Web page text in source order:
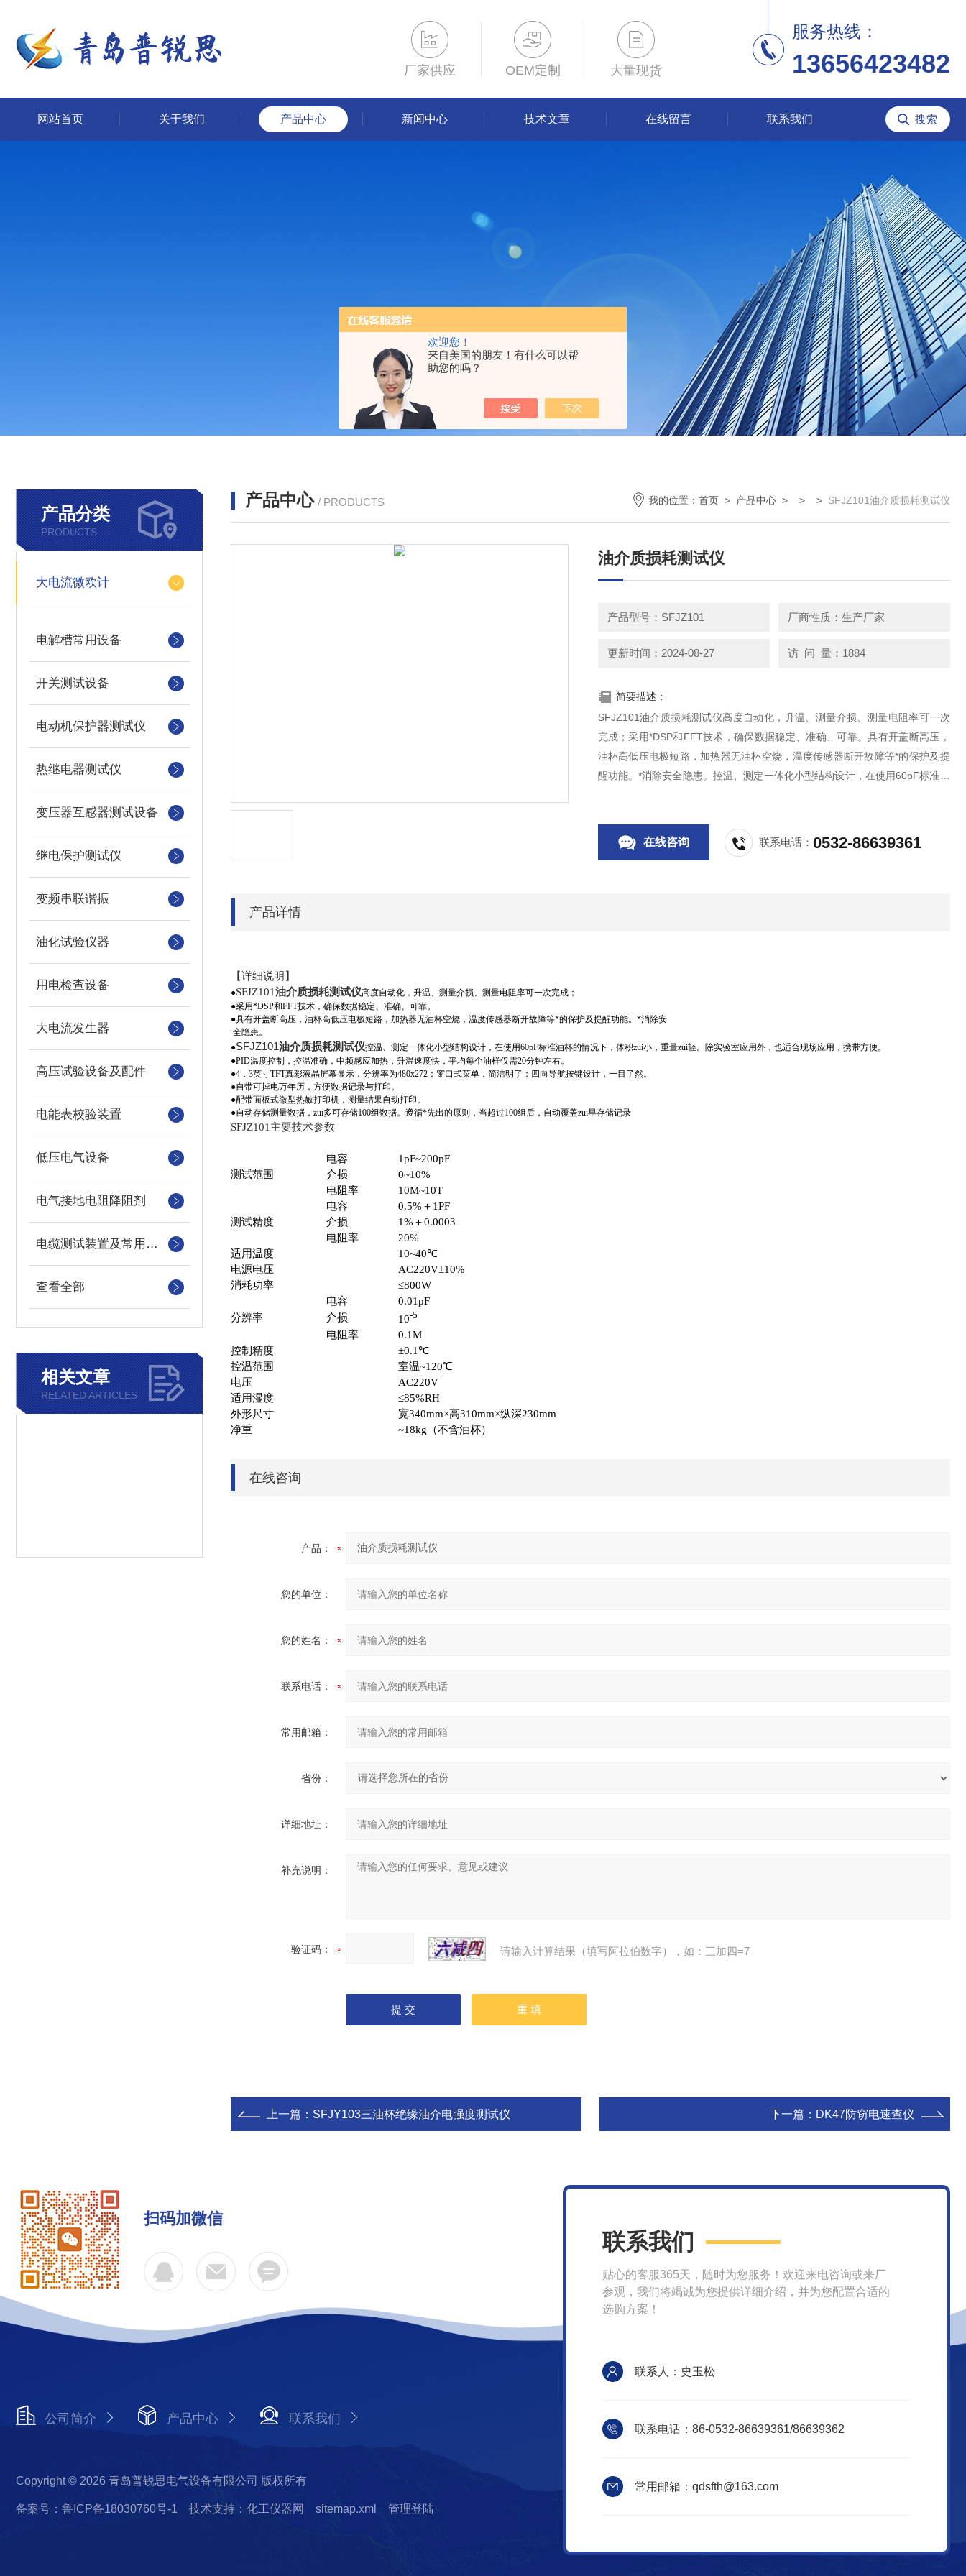
欢迎您！
来自美国的朋友！有什么可以帮
助您的吗？
厂家供应 OEM定制 大量现货
服务热线：
13656423482
网站首页 关于我们 产品中心 新闻中心 技术文章 在线留言 联系我们
产品分类
PRODUCTS
大电流微欧计
电解槽常用设备
开关测试设备
电动机保护器测试仪
热继电器测试仪
变压器互感器测试设备
继电保护测试仪
变频串联谐振
油化试验仪器
用电检查设备
大电流发生器
高压试验设备及配件
电能表校验装置
低压电气设备
电气接地电阻降阻剂
电缆测试装置及常用仪器仪表
查看全部
相关文章
RELATED ARTICLES
产品中心 / PRODUCTS 我的位置： 首页 > 产品中心 > > > SFJZ101油介质损耗测试仪
油介质损耗测试仪
产品型号：SFJZ101 厂商性质：生产厂家
更新时间：2024-08-27 访 问 量：1884
简要描述：
SFJZ101油介质损耗测试仪高度自动化，升温、测量介损、测量电阻率可一次
完成；采用*DSP和FFT技术，确保数据稳定、准确、可靠。具有开盖断高压，
油杯高低压电极短路，加热器无油杯空烧，温度传感器断开故障等*的保护及提
醒功能。*消除安全隐患。控温、测定一体化小型结构设计，在使用60pF标准油
在线咨询 联系电话：0532-86639361
产品详情
【详细说明】
●SFJZ101油介质损耗测试仪高度自动化，升温、测量介损、测量电阻率可一次完成；
●采用*DSP和FFT技术，确保数据稳定、准确、可靠。
●具有开盖断高压，油杯高低压电极短路，加热器无油杯空烧，温度传感器断开故障等*的保护及提醒功能。*消除安
全隐患。
●SFJZ101油介质损耗测试仪控温、测定一体化小型结构设计，在使用60pF标准油杯的情况下，体积zui小，重量zui轻。除实验室应用外，也适合现场应用，携带方便。
●PID温度控制，控温准确，中频感应加热，升温速度快，平均每个油样仅需20分钟左右。
●4．3英寸TFT真彩液晶屏幕显示，分辨率为480x272；窗口式菜单，简洁明了；四向导航按键设计，一目了然。
●自带可掉电万年历，方便数据记录与打印。
●配带面板式微型热敏打印机，测量结果自动打印。
●自动存储测量数据，zui多可存储100组数据。遵循*先出的原则，当超过100组后，自动覆盖zui早存储记录
SFJZ101主要技术参数
测试范围
电容
1pF~200pF
介损
0~10%
电阻率
10M~10T
测试精度
电容
0.5%＋1PF
介损
1%＋0.0003
电阻率
20%
适用温度
10~40℃
电源电压
AC220V±10%
消耗功率
≤800W
分辨率
电容
0.01pF
介损
10-5
电阻率
0.1M
控制精度
±0.1℃
控温范围
室温~120℃
电压
AC220V
适用湿度
≤85%RH
外形尺寸
宽340mm×高310mm×纵深230mm
净重
~18kg（不含油杯）
在线咨询
产品：
您的单位：
您的姓名：
联系电话：
常用邮箱：
省份：
详细地址：
补充说明：
验证码： 请输入计算结果（填写阿拉伯数字），如：三加四=7
上一篇： SFJY103三油杯绝缘油介电强度测试仪 下一篇： DK47防窃电速查仪
扫码加微信
公司简介 产品中心 联系我们
Copyright © 2026 青岛普锐思电气设备有限公司 版权所有
备案号：鲁ICP备18030760号-1 技术支持：化工仪器网 sitemap.xml 管理登陆
联系我们
贴心的客服365天，随时为您服务！欢迎来电咨询或来厂
参观，我们将竭诚为您提供详细介绍，并为您配置合适的
选购方案！
联系人：史玉松
联系电话：86-0532-86639361/86639362
常用邮箱：qdsfth@163.com